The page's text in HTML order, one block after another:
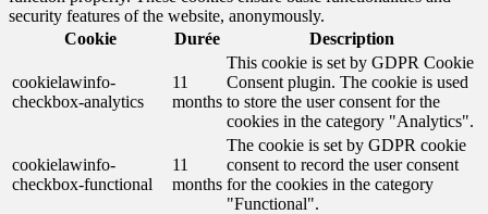
security features of the website, anonymously.
Cookie
Durée Description
cookielawinfo-
checkbox-analytics
11
months
This cookie is set by GDPR Cookie
Consent plugin. The cookie is used
to store the user consent for the
cookies in the category "Analytics".
cookielawinfo-
checkbox-functional
11
months
The cookie is set by GDPR cookie
consent to record the user consent
for the cookies in the category
"Functional".